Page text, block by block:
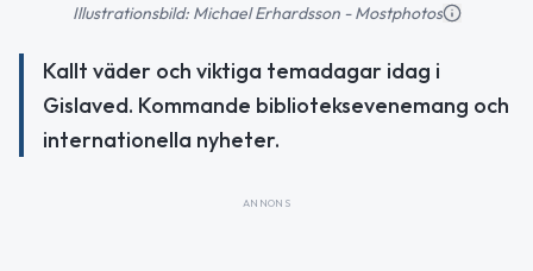
Illustrationsbild: Michael Erhardsson - Mostphotos
Kallt väder och viktiga temadagar idag i
Gislaved. Kommande biblioteksevenemang och
internationella nyheter.
ANNONS